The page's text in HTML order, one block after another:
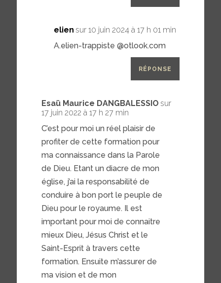
elien sur 10 juin 2024 à 17 h 01 min
A.elien-trappiste @otlook.com
RÉPONSE
Esaü Maurice DANGBALESSIO sur
17 juin 2022 à 17 h 27 min
C’est pour moi un réel plaisir de
profiter de cette formation pour
ma connaissance dans la Parole
de Dieu. Etant un diacre de mon
église, j’ai la responsabilité de
conduire à bon port le peuple de
Dieu pour le royaume. Il est
important pour moi de connaitre
mieux Dieu, Jésus Christ et le
Saint-Esprit à travers cette
formation. Ensuite m’assurer de
ma vision et de mon